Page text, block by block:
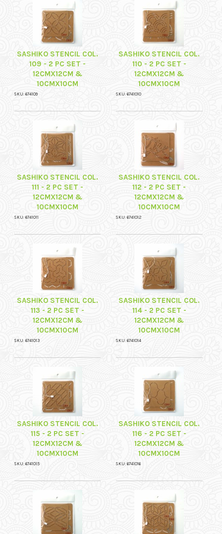
SASHIKO STENCIL COL.
109 - 2 PC SET -
12CMX12CM &
10CMX10CM
SKU: 674109
SASHIKO STENCIL COL.
110 - 2 PC SET -
12CMX12CM &
10CMX10CM
SKU: 6741010
SASHIKO STENCIL COL.
111 - 2 PC SET -
12CMX12CM &
10CMX10CM
SKU: 6741011
SASHIKO STENCIL COL.
112 - 2 PC SET -
12CMX12CM &
10CMX10CM
SKU: 6741012
SASHIKO STENCIL COL.
113 - 2 PC SET -
12CMX12CM &
10CMX10CM
SKU: 6741013
SASHIKO STENCIL COL.
114 - 2 PC SET -
12CMX12CM &
10CMX10CM
SKU: 6741014
SASHIKO STENCIL COL.
115 - 2 PC SET -
12CMX12CM &
10CMX10CM
SKU: 6741015
SASHIKO STENCIL COL.
116 - 2 PC SET -
12CMX12CM &
10CMX10CM
SKU: 6741016